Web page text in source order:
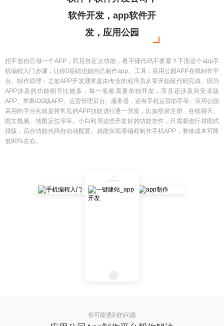
软件开发，app软件开
发，应用公园
想不想自己做一个APP，而且自定义功能，看不懂代码不要紧？下面这个app手
机编程入门步骤，让你0基础也能自己制作app。工具：应用公园APP在线制作平
台。制作原理：之前APP开发通常是由专业的程序员从零开始敲代码完成。因为
APP涉及的功能细节比较多，每一项都需要单独开发，而且还涉及到安卓版
APP、苹果iOS版APP、运营管理后台、服务器，还有手机运营助手等。应用公园
采用的平台化就是将常见的APP功能进行逐一开发，比如登录注册、在线聊天、
图文视频、地图定位等等。小白利用这些开发好的功能控件，只需要进行拼图式
排版，后台功能代码自动动配置。就能实现零编程制作手机APP，整体成本可降
低90%左右。
你可能遇到的问题